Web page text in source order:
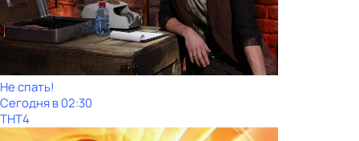
Не спать!
Сегодня в 02:30
ТНТ4